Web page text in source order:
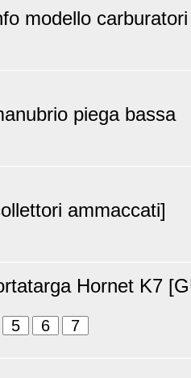
modello
piega bassa
ammaccati]
Hornet K7
5 6 7